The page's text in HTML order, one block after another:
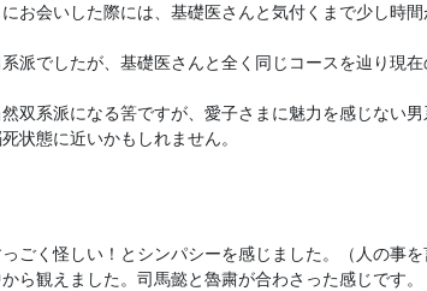
お会いした際には、基礎医さんと気付くまで少し時
派でしたが、基礎医さんと全く同じコースを辿り現
双系派になる筈ですが、愛子さまに魅力を感じない
状態に近いかもしれません。
ごく怪しい！とシンパシーを感じました。（人の事
ら観えました。司馬懿と魯粛が合わさった感じです。